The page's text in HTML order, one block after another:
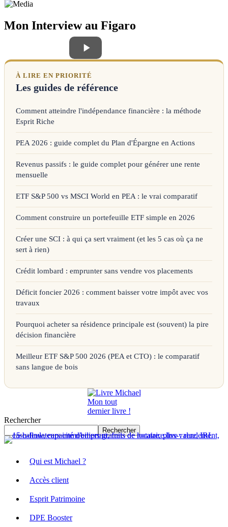
Mon Interview au Figaro
À LIRE EN PRIORITÉ
Les guides de référence
Comment atteindre l'indépendance financière : la méthode
Esprit Riche
PEA 2026 : guide complet du Plan d'Épargne en Actions
Revenus passifs : le guide complet pour générer une rente
mensuelle
ETF S&P 500 vs MSCI World en PEA : le vrai comparatif
Comment construire un portefeuille ETF simple en 2026
Créer une SCI : à qui ça sert vraiment (et les 5 cas où ça ne
sert à rien)
Crédit lombard : emprunter sans vendre vos placements
Déficit foncier 2026 : comment baisser votre impôt avec vos
travaux
Pourquoi acheter sa résidence principale est (souvent) la pire
décision financière
Meilleur ETF S&P 500 2026 (PEA et CTO) : le comparatif
sans langue de bois
Mon tout
dernier livre !
Rechercher
Rechercher
Qui est Michael ?
Accès client
Esprit Patrimoine
DPE Booster